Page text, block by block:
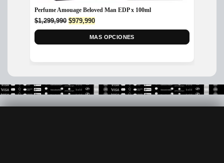
Perfume Amouage Beloved Man EDP x 100ml
$1,299,990 Original
price
$1,299,990.
$979,990Current
price
is:
$979,990.
MAS OPCIONES